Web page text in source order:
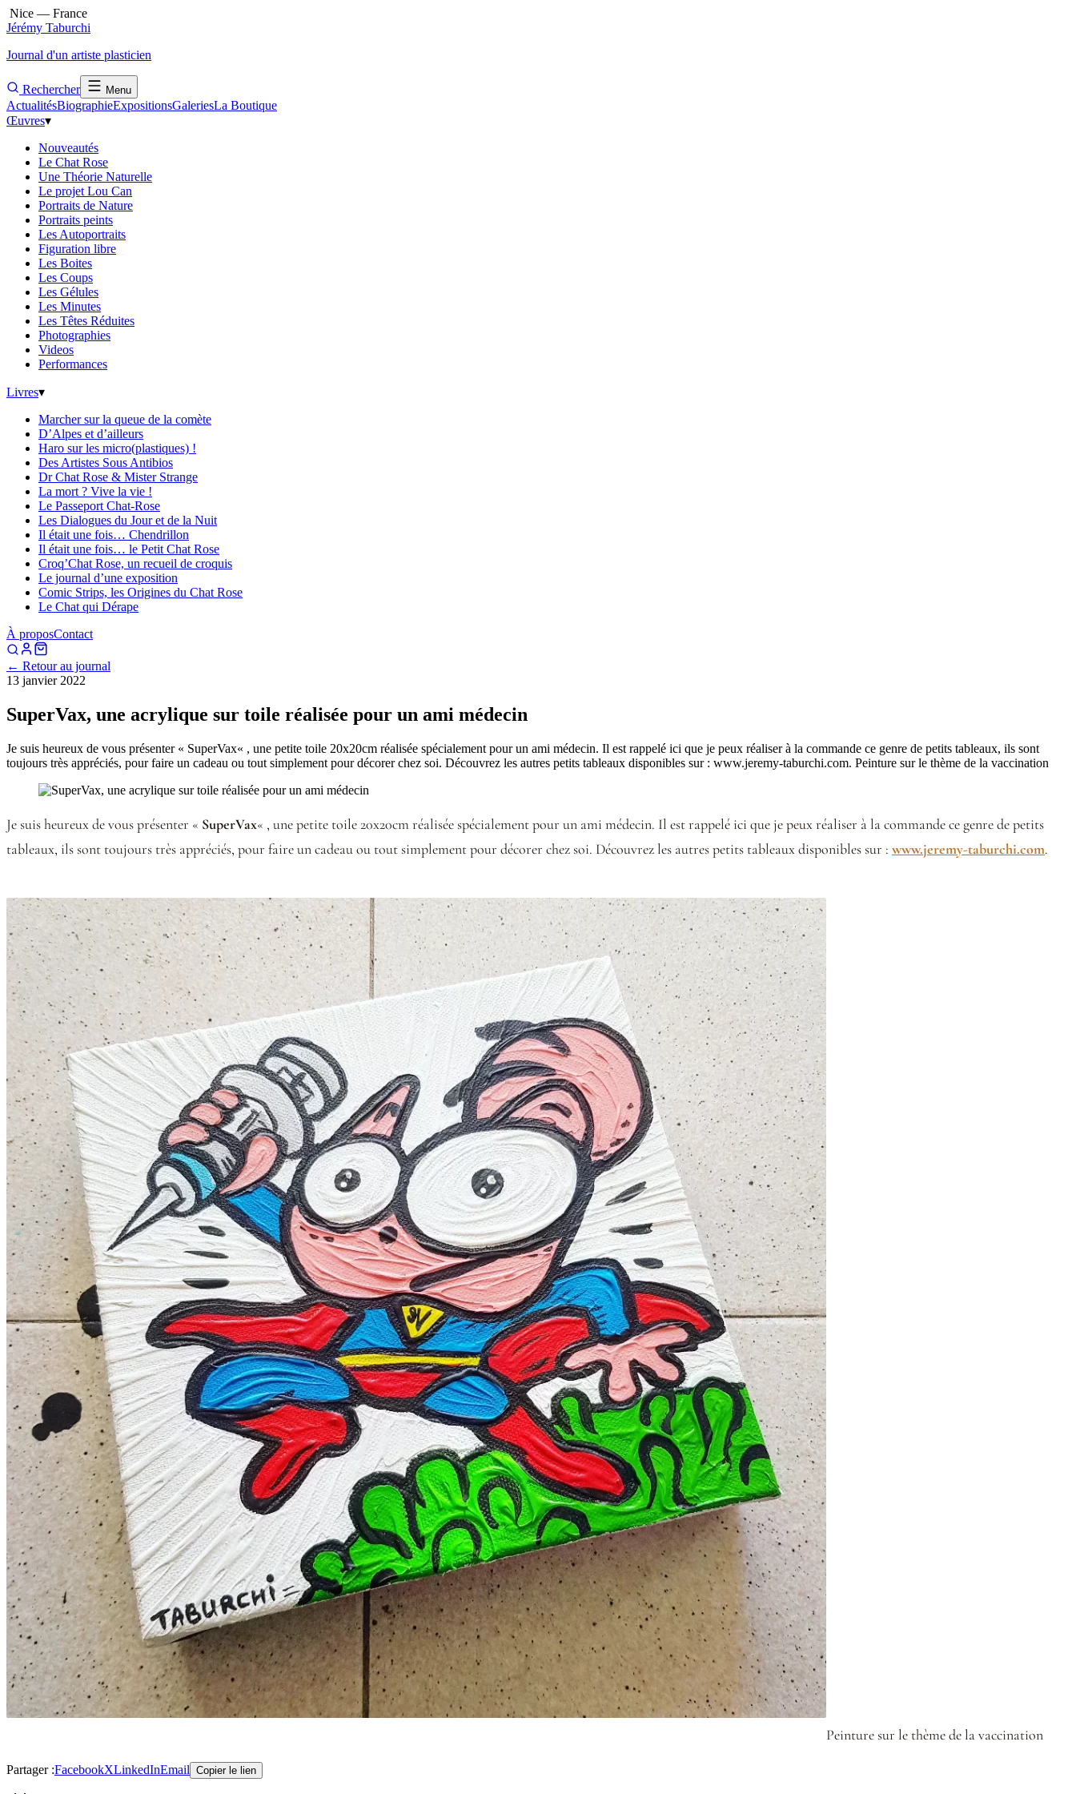
Nice — France
Jérémy Taburchi
Journal d'un artiste plasticien
Rechercher Menu
ActualitésBiographieExpositionsGaleriesLa Boutique
Œuvres▾
Nouveautés
Le Chat Rose
Une Théorie Naturelle
Le projet Lou Can
Portraits de Nature
Portraits peints
Les Autoportraits
Figuration libre
Les Boites
Les Coups
Les Gélules
Les Minutes
Les Têtes Réduites
Photographies
Videos
Performances
Livres▾
Marcher sur la queue de la comète
D’Alpes et d’ailleurs
Haro sur les micro(plastiques) !
Des Artistes Sous Antibios
Dr Chat Rose & Mister Strange
La mort ? Vive la vie !
Le Passeport Chat-Rose
Les Dialogues du Jour et de la Nuit
Il était une fois… Chendrillon
Il était une fois… le Petit Chat Rose
Croq’Chat Rose, un recueil de croquis
Le journal d’une exposition
Comic Strips, les Origines du Chat Rose
Le Chat qui Dérape
À proposContact
← Retour au journal
13 janvier 2022
SuperVax, une acrylique sur toile réalisée pour un ami médecin
Je suis heureux de vous présenter « SuperVax« , une petite toile 20x20cm réalisée spécialement pour un ami médecin. Il est rappelé ici que je peux réaliser à la commande ce genre de petits tableaux, ils sont
toujours très appréciés, pour faire un cadeau ou tout simplement pour décorer chez soi. Découvrez les autres petits tableaux disponibles sur : www.jeremy-taburchi.com. Peinture sur le thème de la vaccination
Je suis heureux de vous présenter « SuperVax« , une petite toile 20x20cm réalisée spécialement pour un ami médecin. Il est rappelé ici que je peux réaliser à la commande ce genre de petits
tableaux, ils sont toujours très appréciés, pour faire un cadeau ou tout simplement pour décorer chez soi. Découvrez les autres petits tableaux disponibles sur : www.jeremy-taburchi.com.
Peinture sur le thème de la vaccination
Partager :FacebookXLinkedInEmail Copier le lien